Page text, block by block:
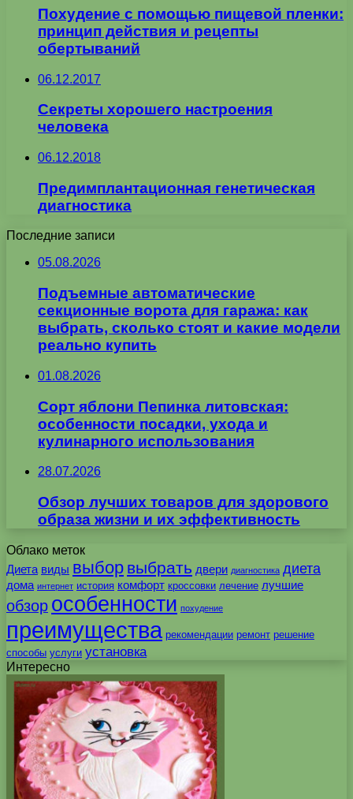
Похудение с помощью пищевой пленки:
принцип действия и рецепты
обертываний
06.12.2017
Секреты хорошего настроения
человека
06.12.2018
Предимплантационная генетическая
диагностика
Последние записи
05.08.2026
Подъемные автоматические
секционные ворота для гаража: как
выбрать, сколько стоят и какие модели
реально купить
01.08.2026
Сорт яблони Пепинка литовская:
особенности посадки, ухода и
кулинарного использования
28.07.2026
Обзор лучших товаров для здорового
образа жизни и их эффективность
Облако меток
Диета виды выбор выбрать двери диагностика диета
дома интернет история комфорт кроссовки лечение лучшие
обзор особенности похудение
преимущества рекомендации ремонт решение
способы услуги установка
Интересно